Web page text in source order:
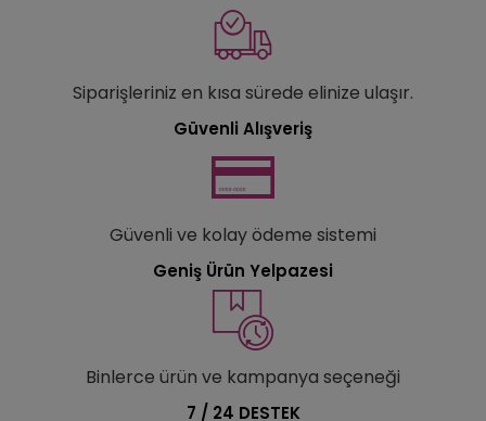
Siparişleriniz en kısa sürede elinize ulaşır.
Güvenli Alışveriş
Güvenli ve kolay ödeme sistemi
Geniş Ürün Yelpazesi
Binlerce ürün ve kampanya seçeneği
7 / 24 DESTEK